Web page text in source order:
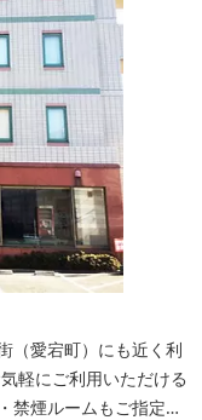
（愛宕町）にも近く利
軽にご利用いただける
禁煙ルームもご指定い